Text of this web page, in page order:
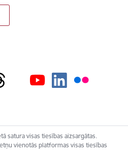
satura visas tiesības aizsargātas.
vienotās platformas visas tiesības